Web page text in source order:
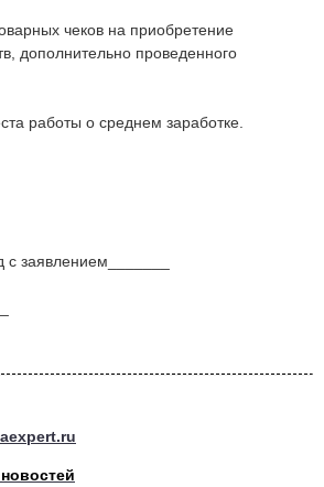
чеков на приобретение
дополнительно проведенного
работы о среднем заработке.
заявлением_______